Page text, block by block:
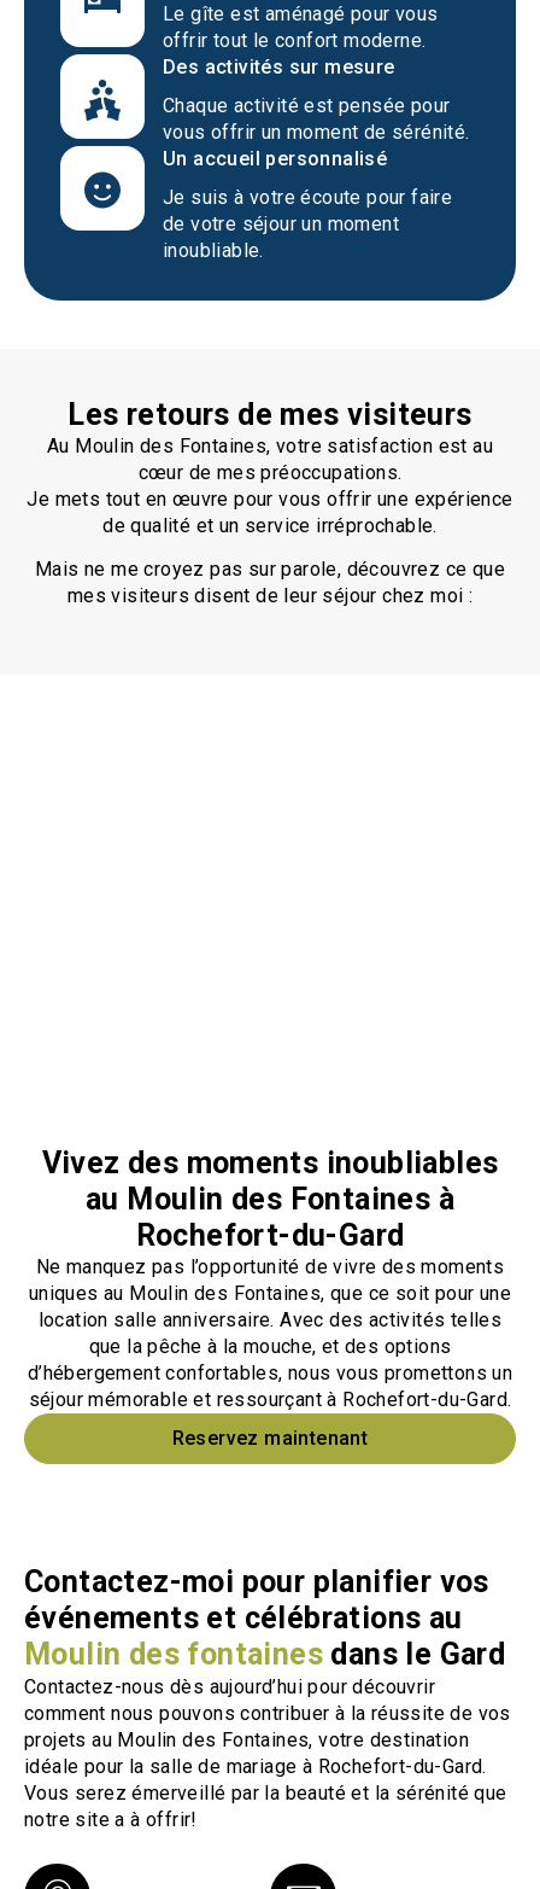
Le gîte est aménagé pour vous
offrir tout le confort moderne.
Des activités sur mesure
Chaque activité est pensée pour
vous offrir un moment de sérénité.
Un accueil personnalisé
Je suis à votre écoute pour faire
de votre séjour un moment
inoubliable.
Les retours de mes visiteurs
Au Moulin des Fontaines, votre satisfaction est au
cœur de mes préoccupations.
Je mets tout en œuvre pour vous offrir une expérience
de qualité et un service irréprochable.
Mais ne me croyez pas sur parole, découvrez ce que
mes visiteurs disent de leur séjour chez moi :
Vivez des moments inoubliables
au Moulin des Fontaines à
Rochefort-du-Gard
Ne manquez pas l’opportunité de vivre des moments
uniques au Moulin des Fontaines, que ce soit pour une
location salle anniversaire. Avec des activités telles
que la pêche à la mouche, et des options
d’hébergement confortables, nous vous promettons un
séjour mémorable et ressourçant à Rochefort-du-Gard.
Reservez maintenant
Contactez-moi pour planifier vos
événements et célébrations au
Moulin des fontaines dans le Gard
Contactez-nous dès aujourd’hui pour découvrir
comment nous pouvons contribuer à la réussite de vos
projets au Moulin des Fontaines, votre destination
idéale pour la salle de mariage à Rochefort-du-Gard.
Vous serez émerveillé par la beauté et la sérénité que
notre site a à offrir!